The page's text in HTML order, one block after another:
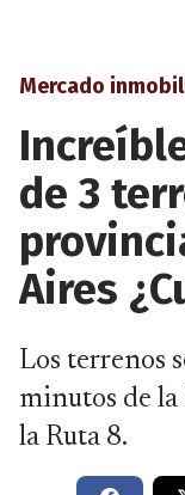
Mercado
de 3
Aires
Los terrenos
minutos de la
la Ruta 8.